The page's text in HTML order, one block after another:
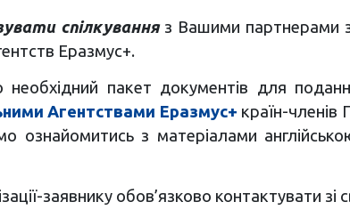
спілкуванняз Вашими партнерами з
Еразмус+.
пакет документів для
Агентствами Еразмус+ країн-
ознайомитись з матеріалами
заявнику обов’язково контактувати